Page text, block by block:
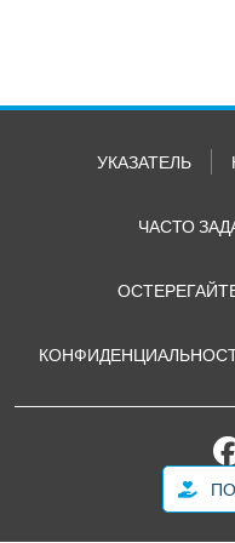
УКАЗАТЕЛЬ
ЧАСТО